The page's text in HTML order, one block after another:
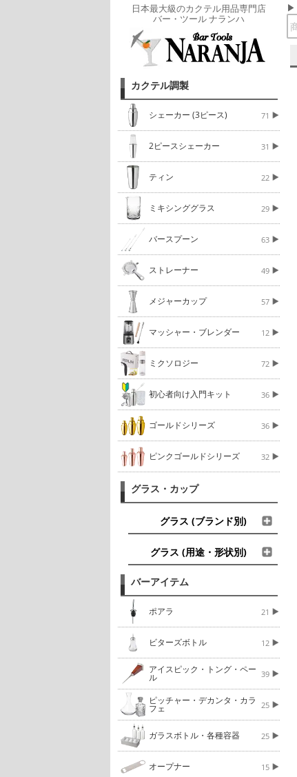
日本最大級のカクテル用品専門店
バー・ツール ナランハ
カクテル調製
シェーカー (3ピース) 71
2ピースシェーカー 31
ティン 22
ミキシンググラス 29
バースプーン 63
ストレーナー 49
メジャーカップ 57
マッシャー・ブレンダー 12
ミクソロジー 72
初心者向け入門キット 36
ゴールドシリーズ 36
ピンクゴールドシリーズ 32
グラス・カップ
グラス (ブランド別)
グラス (用途・形状別)
バーアイテム
ポアラ 21
ビターズボトル 12
アイスピック・トング・ペー
ル 39
ピッチャー・デカンタ・カラ
フェ 25
ガラスボトル・各種容器 25
オープナー 15